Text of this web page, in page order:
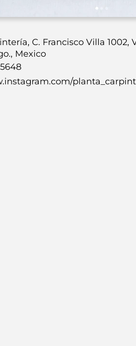
C. Francisco Villa 1002,
Mexico